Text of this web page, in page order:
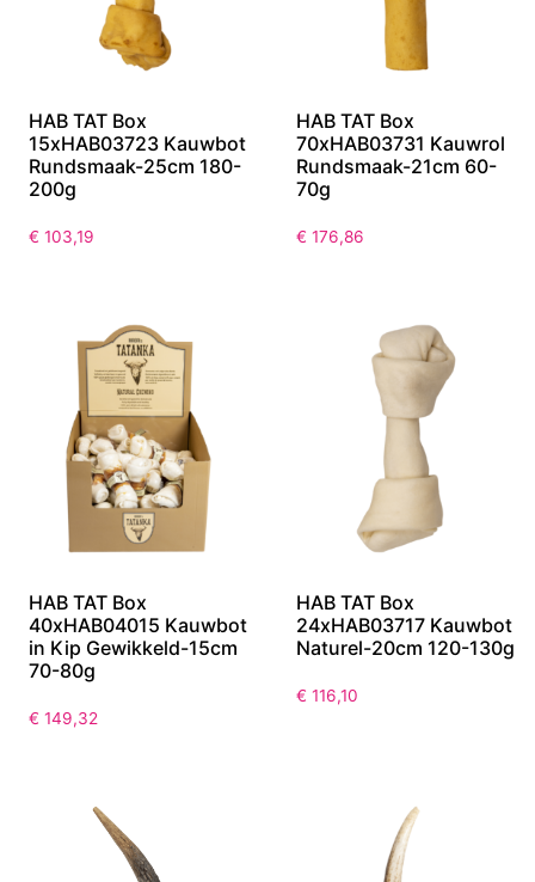
HAB TAT Box
15xHAB03723 Kauwbot
Rundsmaak-25cm 180-
200g
€ 103,19
HAB TAT Box
70xHAB03731 Kauwrol
Rundsmaak-21cm 60-
70g
€ 176,86
HAB TAT Box
40xHAB04015 Kauwbot
in Kip Gewikkeld-15cm
70-80g
€ 149,32
HAB TAT Box
24xHAB03717 Kauwbot
Naturel-20cm 120-130g
€ 116,10